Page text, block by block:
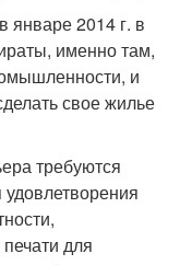
январе 2014 г. в
именно там,
и
свое жилье
требуются
для